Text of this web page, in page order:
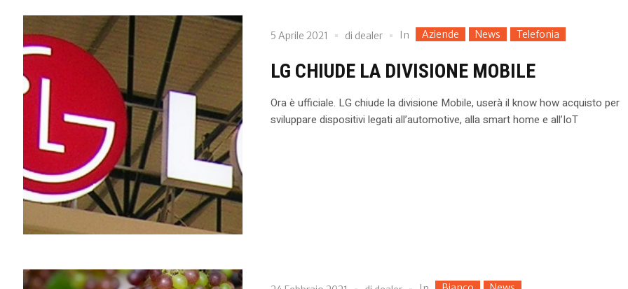
5 Aprile 2021 di dealer In Aziende News Telefonia
LG CHIUDE LA DIVISIONE MOBILE
Ora è ufficiale. LG chiude la divisione Mobile, userà il know how acquisto per
sviluppare dispositivi legati all’automotive, alla smart home e all’IoT